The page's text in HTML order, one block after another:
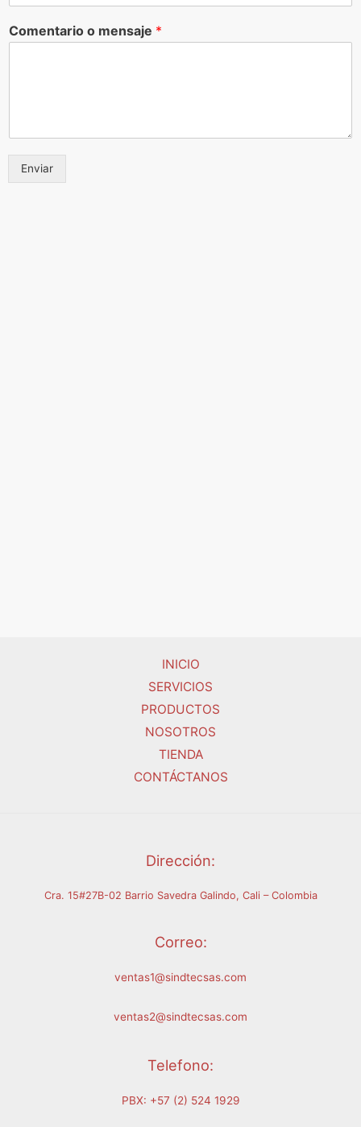
Comentario o mensaje *
Enviar
INICIO
SERVICIOS
PRODUCTOS
NOSOTROS
TIENDA
CONTÁCTANOS
Dirección:
Cra. 15#27B-02 Barrio Savedra Galindo, Cali – Colombia
Correo:
ventas1@sindtecsas.com
ventas2@sindtecsas.com
Telefono:
PBX: +57 (2) 524 1929